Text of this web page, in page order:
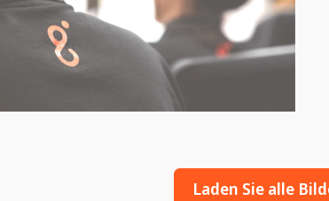
Laden Sie alle